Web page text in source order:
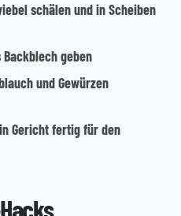
schälen und in Scheiben
Backblech geben
und Gewürzen
Gericht fertig für den